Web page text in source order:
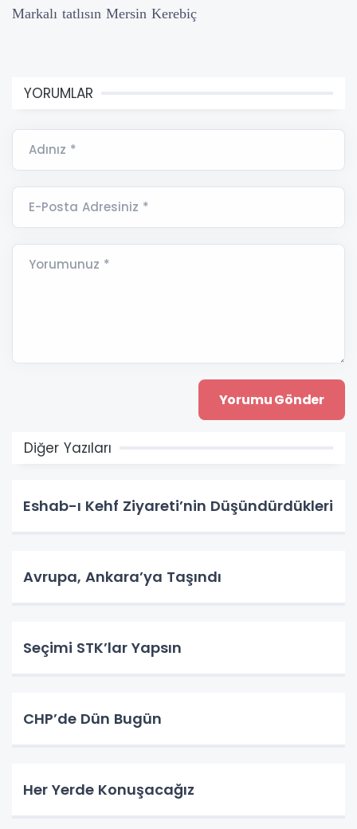
Markalı tatlısın Mersin Kerebiç
YORUMLAR
Adınız *
E-Posta Adresiniz *
Yorumunuz *
Diğer Yazıları
Eshab-ı Kehf Ziyareti’nin Düşündürdükleri
Avrupa, Ankara’ya Taşındı
Seçimi STK’lar Yapsın
CHP’de Dün Bugün
Her Yerde Konuşacağız